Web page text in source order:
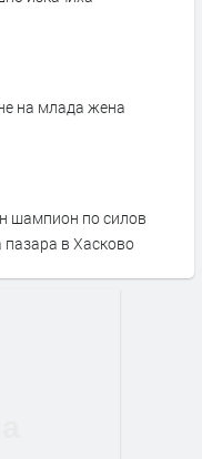
на млада жена
шампион по силов
пазара в Хасково